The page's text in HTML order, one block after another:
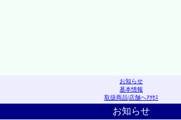
お知らせ
基本情報
取扱商品|店舗へｱｸｾｽ
お知らせ